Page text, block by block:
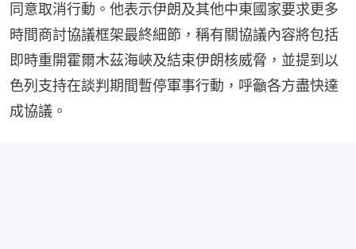
同意取消行動。他表示伊朗及其他中東國家要求更多
時間商討協議框架最終細節，稱有關協議內容將包括
即時重開霍爾木茲海峽及結束伊朗核威脅，並提到以
色列支持在談判期間暫停軍事行動，呼籲各方盡快達
成協議。